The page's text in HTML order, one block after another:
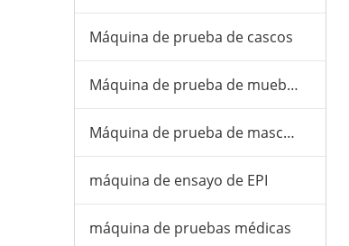
Máquina de prueba de cascos
Máquina de prueba de muebles
Máquina de prueba de mascarillas
máquina de ensayo de EPI
máquina de pruebas médicas